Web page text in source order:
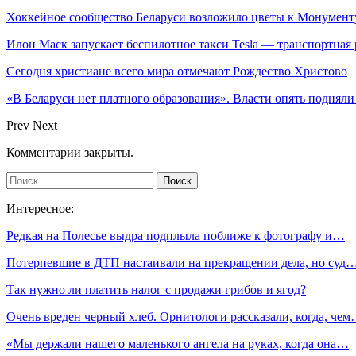
Хоккейное сообщество Беларуси возложило цветы к
Илон Маск запускает беспилотное такси Tesla — транспортная
Сегодня христиане всего мира отмечают Рождество Христово
«В Беларуси нет платного образования». Власти опять
Prev Next
Комментарии закрыты.
Интересное:
Редкая на Полесье выдра подплыла поближе к фотографу и…
Потерпевшие в ДТП настаивали на прекращении дела, но
Так нужно ли платить налог с продажи грибов и ягод?
Очень вреден черный хлеб. Орнитологи рассказали, когда,
«Мы держали нашего маленького ангела на руках, когда она…